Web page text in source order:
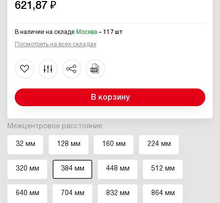
Межцентровое расстояние:
32 мм 128 мм 160 мм 224 мм
320 мм 384 мм 448 мм 512 мм
640 мм 704 мм 832 мм 864 мм
621,87 ₽
В наличии на складе Москва – 117 шт
Посмотреть на всех складах
В корзину